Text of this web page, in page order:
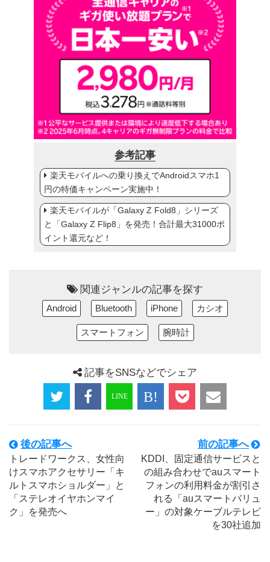
参考記事
楽天モバイルへの乗り換えでAndroidスマホ1
円の特価キャンペーン実施中！
楽天モバイルが「Galaxy Z Fold8」シリーズ
と「Galaxy Z Flip8」を発売！合計最大31000ポ
イント還元など！
関連ジャンルの記事を探す
Android Bluetooth iPhone カシオ
スマートフォン 腕時計
記事をSNSなどでシェア
後の記事へ
トレードワークス、女性向
けスマホアクセサリー「キ
ルトスマホショルダー」と
「ステレオイヤホンマイ
ク」を発売へ
前の記事へ
KDDI、固定通信サービスと
の組み合わせでauスマート
フォンの利用料金が割引さ
れる「auスマートバリュ
ー」の対象ケーブルテレビ
を30社追加